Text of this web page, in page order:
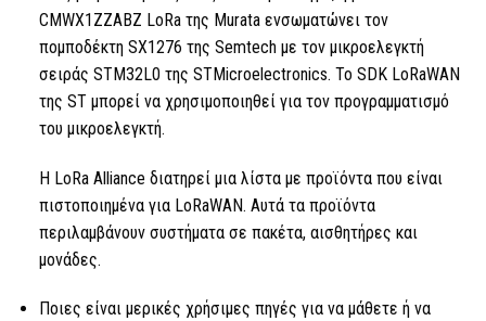
CMWX1ZZABZ LoRa της Murata ενσωματώνει τον
πομποδέκτη SX1276 της Semtech με τον μικροελεγκτή
σειράς STM32L0 της STMicroelectronics. Το SDKLoRaWAN
της ST μπορεί να χρησιμοποιηθεί για τον προγραμματισμό
του μικροελεγκτή.
Η LoRaAlliance διατηρεί μια λίστα με προϊόντα που είναι
πιστοποιημένα για LoRaWAN. Αυτά τα προϊόντα
περιλαμβάνουν συστήματα σε πακέτα, αισθητήρες και
μονάδες.
Ποιες είναι μερικές χρήσιμες πηγές για να μάθετε ή να